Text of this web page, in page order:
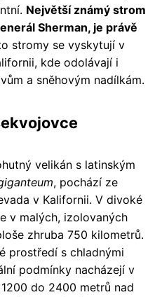
Největší známý strom
Sherman, je právě
stromy se vyskytují v
kde odolávají i
a sněhovým nadílkám.
velikán s latinským
, pochází ze
v Kalifornii. V divoké
v malých, izolovaných
zhruba 750 kilometrů.
prostředí s chladnými
podmínky nacházejí v
do 2400 metrů nad